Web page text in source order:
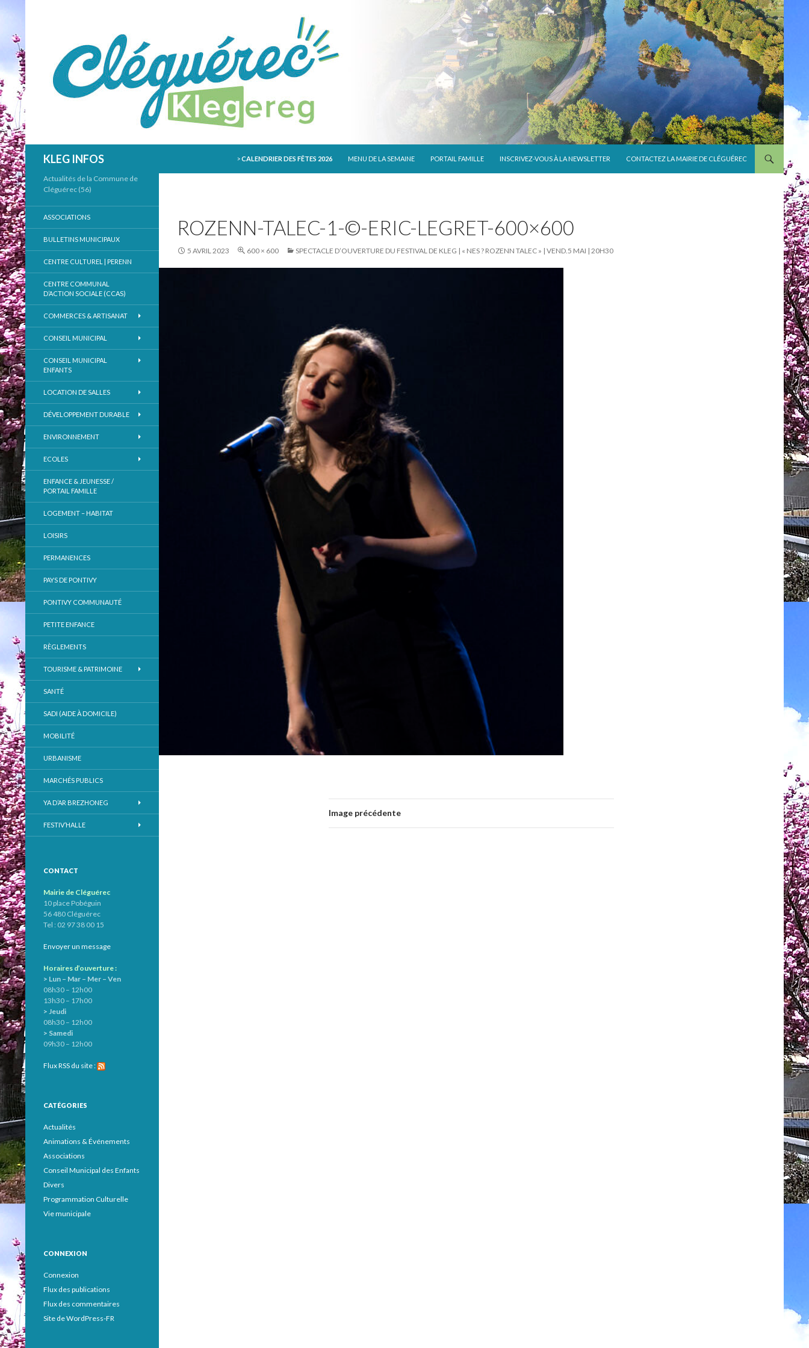
KLEG INFOS
>CALENDRIER DES FÊTES 2026 MENU DE LA SEMAINE PORTAIL FAMILLE INSCRIVEZ-VOUS À LA NEWSLETTER CONTACTEZ LA MAIRIE DE CLÉGUÉREC
ROZENN-TALEC-1-©-ERIC-LEGRET-600×600
5 AVRIL 2023 600 × 600 SPECTACLE D’OUVERTURE DU FESTIVAL DE KLEG | « NES ? ROZENN TALEC » | VEND.5 MAI | 20H30
Image précédente
Actualités de la Commune de
Cléguérec (56)
ASSOCIATIONS
BULLETINS MUNICIPAUX
CENTRE CULTUREL | PERENN
CENTRE COMMUNAL
D’ACTION SOCIALE (CCAS)
COMMERCES & ARTISANAT
CONSEIL MUNICIPAL
CONSEIL MUNICIPAL
ENFANTS
LOCATION DE SALLES
DÉVELOPPEMENT DURABLE
ENVIRONNEMENT
ECOLES
ENFANCE & JEUNESSE /
PORTAIL FAMILLE
LOGEMENT – HABITAT
LOISIRS
PERMANENCES
PAYS DE PONTIVY
PONTIVY COMMUNAUTÉ
PETITE ENFANCE
RÈGLEMENTS
TOURISME & PATRIMOINE
SANTÉ
SADI (AIDE À DOMICILE)
MOBILITÉ
URBANISME
MARCHÉS PUBLICS
YA D’AR BREZHONEG
FESTIV’HALLE
CONTACT
Mairie de Cléguérec
10 place Pobéguin
56 480 Cléguérec
Tel : 02 97 38 00 15
Envoyer un message
Horaires d’ouverture :
> Lun – Mar – Mer – Ven
08h30 – 12h00
13h30 – 17h00
> Jeudi
08h30 – 12h00
> Samedi
09h30 – 12h00
Flux RSS du site :
CATÉGORIES
Actualités
Animations & Événements
Associations
Conseil Municipal des Enfants
Divers
Programmation Culturelle
Vie municipale
CONNEXION
Connexion
Flux des publications
Flux des commentaires
Site de WordPress-FR